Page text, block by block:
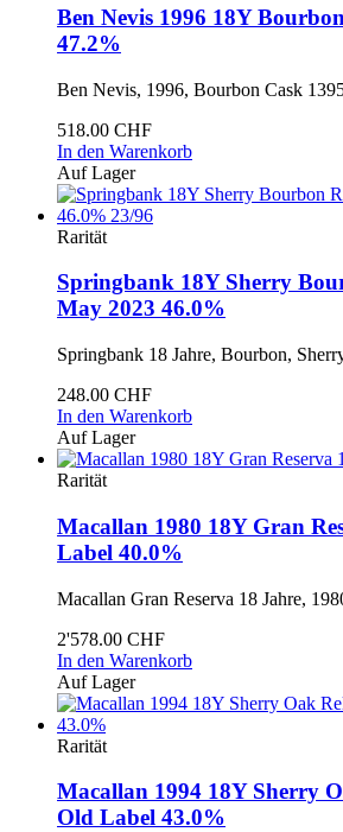
Ben Nevis 1996 18Y
47.2%
Ben Nevis, 1996, Bourbon Cask
518.00 CHF
In den Warenkorb
Auf Lager
Rarität
Springbank 18Y Sherry
May 2023 46.0%
Springbank 18 Jahre, Bourbon,
248.00 CHF
In den Warenkorb
Auf Lager
Rarität
Macallan 1980 18Y Gran
Label 40.0%
Macallan Gran Reserva 18 Jahre,
2'578.00 CHF
In den Warenkorb
Auf Lager
Rarität
Macallan 1994 18Y Sherry
Old Label 43.0%